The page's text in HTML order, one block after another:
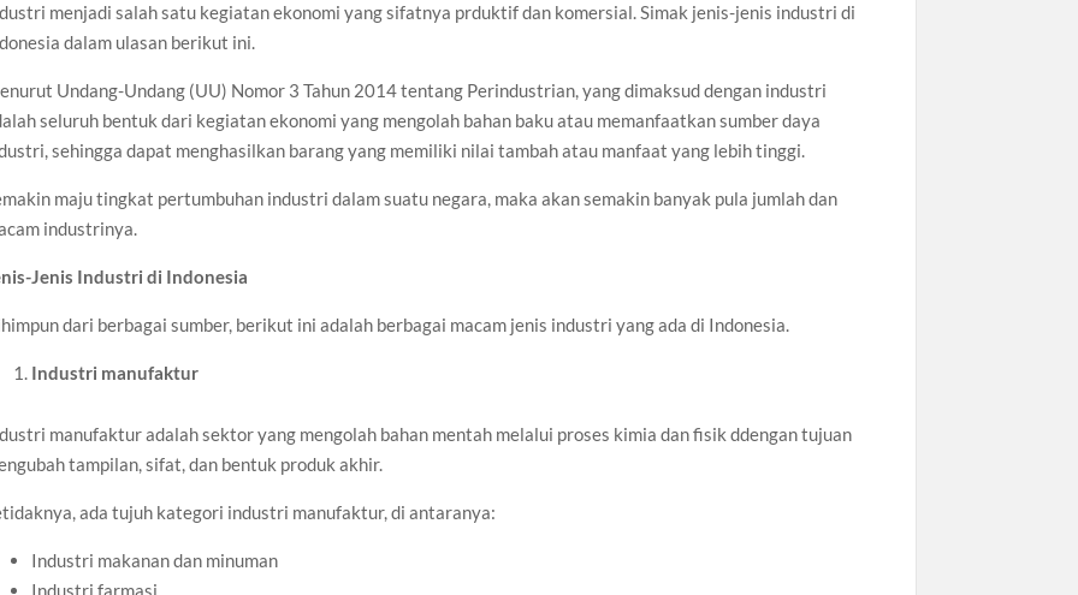
menjadi salah satu kegiatan ekonomi yang sifatnya prduktif dan komersial. Simak jenis-jenis industri di
dalam ulasan berikut ini.
Undang-Undang (UU) Nomor 3 Tahun 2014 tentang Perindustrian, yang dimaksud dengan industri
seluruh bentuk dari kegiatan ekonomi yang mengolah bahan baku atau memanfaatkan sumber daya
sehingga dapat menghasilkan barang yang memiliki nilai tambah atau manfaat yang lebih tinggi.
maju tingkat pertumbuhan industri dalam suatu negara, maka akan semakin banyak pula jumlah dan
industrinya.
Jenis Industri di Indonesia
dari berbagai sumber, berikut ini adalah berbagai macam jenis industri yang ada di Indonesia.
Industri manufaktur
manufaktur adalah sektor yang mengolah bahan mentah melalui proses kimia dan fisik ddengan tujuan
tampilan, sifat, dan bentuk produk akhir.
ada tujuh kategori industri manufaktur, di antaranya:
Industri makanan dan minuman
Industri farmasi